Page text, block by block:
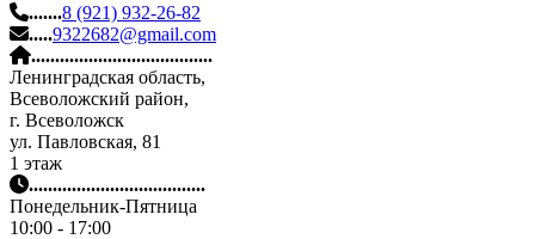
.......8 (921) 932-26-82
.....9322682@gmail.com
......................................
Ленинградская область,
Всеволожский район,
г. Всеволожск
ул. Павловская, 81
1 этаж
.....................................
Понедельник-Пятница
10:00 - 17:00